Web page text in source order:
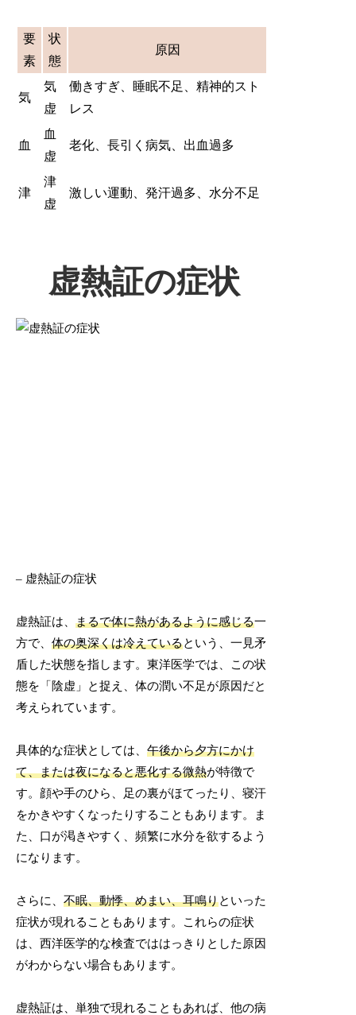
要
素
状
態
原因
気
気
虚
働きすぎ、睡眠不足、精神的スト
レス
血
血
虚
老化、長引く病気、出血過多
津
津
虚
激しい運動、発汗過多、水分不足
虚熱証の症状
– 虚熱証の症状
虚熱証は、まるで体に熱があるように感じる一
方で、体の奥深くは冷えているという、一見矛
盾した状態を指します。東洋医学では、この状
態を「陰虚」と捉え、体の潤い不足が原因だと
考えられています。
具体的な症状としては、午後から夕方にかけ
て、または夜になると悪化する微熱が特徴で
す。顔や手のひら、足の裏がほてったり、寝汗
をかきやすくなったりすることもあります。ま
た、口が渇きやすく、頻繁に水分を欲するよう
になります。
さらに、不眠、動悸、めまい、耳鳴りといった
症状が現れることもあります。これらの症状
は、西洋医学的な検査でははっきりとした原因
がわからない場合もあります。
虚熱証は、単独で現れることもあれば、他の病